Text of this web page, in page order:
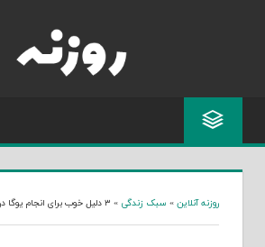
روزنه آنلاین » سبک زندگی » ۳ دلیل خوب برای انجام یوگا در دوران بارداری